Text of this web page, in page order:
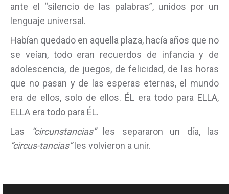
ante el “silencio de las palabras”, unidos por un
lenguaje universal.
Habían quedado en aquella plaza, hacía años que no
se veían, todo eran recuerdos de infancia y de
adolescencia, de juegos, de felicidad, de las horas
que no pasan y de las esperas eternas, el mundo
era de ellos, solo de ellos. ÉL era todo para ELLA,
ELLA era todo para ÉL.
Las
“circunstancias”les separaron un día, las
“circus-tancias”les volvieron a unir.